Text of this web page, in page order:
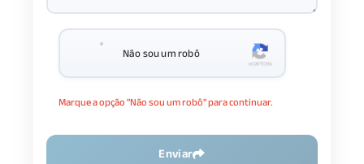
Não sou um robô
Marque a opção "Não sou um robô" para continuar.
Enviar